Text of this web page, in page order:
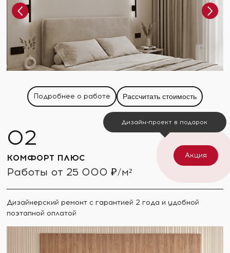
Подробнее о работе Рассчитать стоимость
КОМФОРТ ПЛЮС
Работы от 25 000 ₽/м²
Дизайнерский ремонт с гарантией 2 года и удобной
поэтапной оплатой
Акция
Дизайн-проект в подарок